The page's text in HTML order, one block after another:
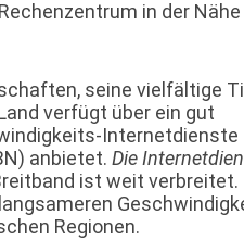
in der Nähe
seine vielfältige
verfügt über ein gut
Internetdienste
anbietet. Die
ist weit verbreitet.
Regionen.